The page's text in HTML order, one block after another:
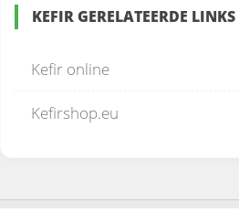
KEFIR GERELATEERDE LINKS
Kefir online
Kefirshop.eu